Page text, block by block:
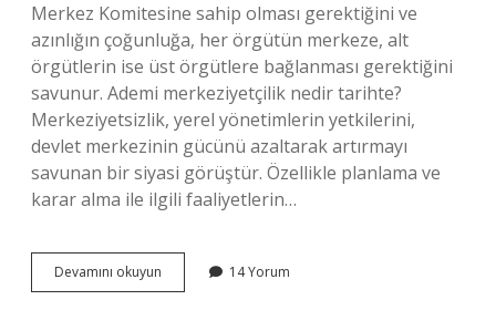
Merkez Komitesine sahip olması gerektiğini ve
azınlığın çoğunluğa, her örgütün merkeze, alt
örgütlerin ise üst örgütlere bağlanması gerektiğini
savunur. Ademi merkeziyetçilik nedir tarihte?
Merkeziyetsizlik, yerel yönetimlerin yetkilerini,
devlet merkezinin gücünü azaltarak artırmayı
savunan bir siyasi görüştür. Özellikle planlama ve
karar alma ile ilgili faaliyetlerin…
Devamını okuyun Merkeziyetçilik
Ne
14 Yorum